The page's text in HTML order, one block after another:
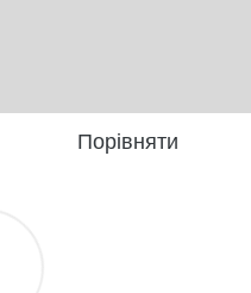
Порівняти